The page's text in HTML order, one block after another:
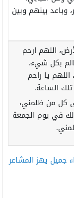
بينهم وبين
اللهم ارحم
بكل شيء،
يا راحم
الساعة.
كل من ظلمني،
في يوم الجمعة
جميل يهز المشاعر